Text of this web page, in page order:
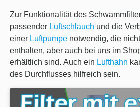
Zur Funktionalität des
passender Luftschlauch und die
einer Luftpumpe notwendig, die
enthalten, aber auch bei uns im
erhältlich sind. Auch ein Lufthahn
des Durchflusses hilfreich sein.